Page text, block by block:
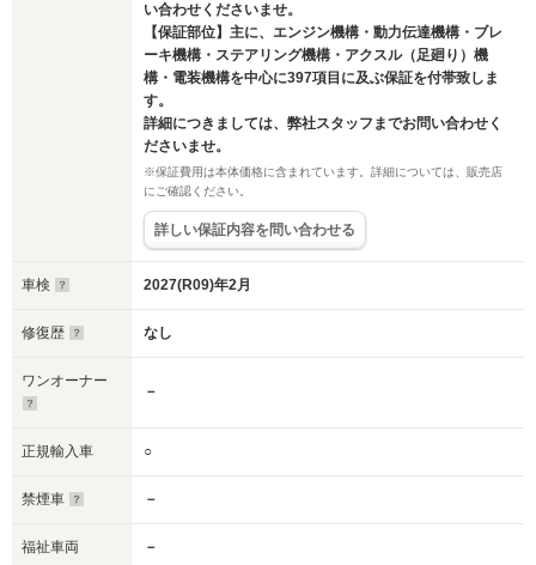
い合わせくださいませ。
【保証部位】主に、エンジン機構・動力伝達機構・ブレ
ーキ機構・ステアリング機構・アクスル（足廻り）機
構・電装機構を中心に397項目に及ぶ保証を付帯致しま
す。
詳細につきましては、弊社スタッフまでお問い合わせく
ださいませ。
※保証費用は本体価格に含まれています。詳細については、販売店
にご確認ください。
詳しい保証内容を問い合わせる
車検 2027(R09)年2月
修復歴 なし
ワンオーナー
－
正規輸入車 ○
禁煙車 －
福祉車両 －